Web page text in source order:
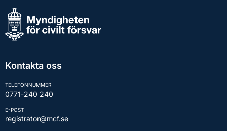
Kontakta oss
TELEFONNUMMER
0771-240 240
E-POST
registrator@mcf.se